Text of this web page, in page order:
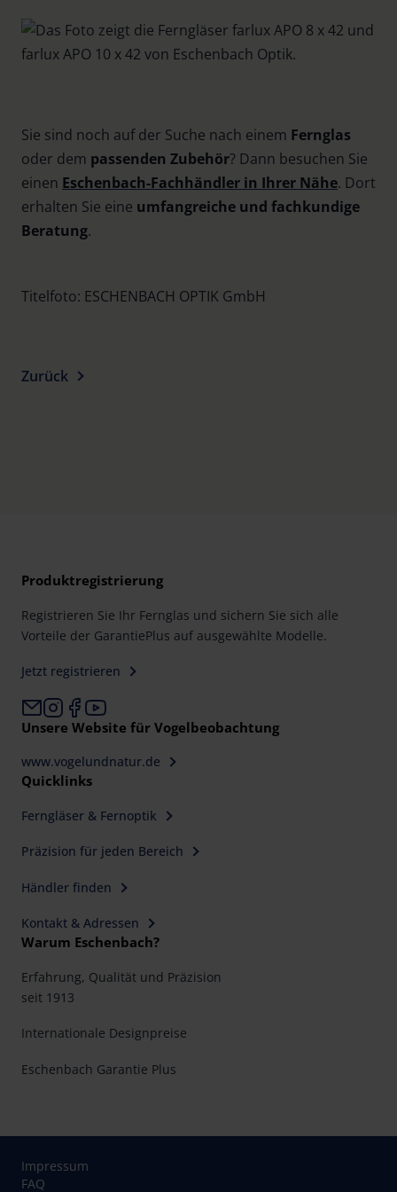
Sie sind noch auf der Suche nach einem Fernglas
oder dem passenden Zubehör? Dann besuchen Sie
einen Eschenbach-Fachhändler in Ihrer Nähe. Dort
erhalten Sie eine umfangreiche und fachkundige
Beratung.
Titelfoto: ESCHENBACH OPTIK GmbH
Zurück
Produktregistrierung
Registrieren Sie Ihr Fernglas und sichern Sie sich alle
Vorteile der GarantiePlus auf ausgewählte Modelle.
Jetzt registrieren
Unsere Website für Vogelbeobachtung
www.vogelundnatur.de
Quicklinks
Ferngläser & Fernoptik
Präzision für jeden Bereich
Händler finden
Kontakt & Adressen
Warum Eschenbach?
Erfahrung, Qualität und Präzision
seit 1913
Internationale Designpreise
Eschenbach Garantie Plus
Impressum
FAQ